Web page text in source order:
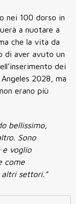
nei 100 dorso in
a nuotare a
che la vita da
di aver avuto un
dei
2028, ma
erano più
bellissimo,
Sono
e voglio
come
settori.”